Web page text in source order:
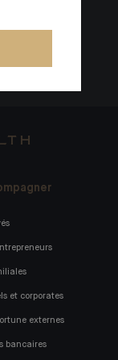
et corporates
externes
bancaires